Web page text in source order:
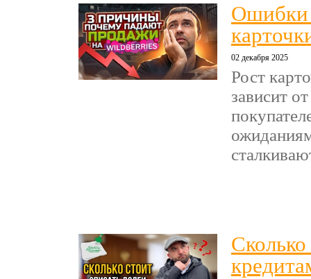
Ошибки
02 декабря 2025
Рост
зависит